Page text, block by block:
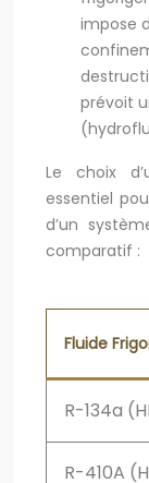
impose
prévoit
Le choix
essentiel
d’un
comparatif :
Fluide
R-134a
R-410A